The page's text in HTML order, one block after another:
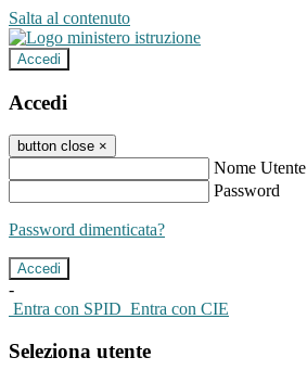
Salta al contenuto
Accedi
Accedi
button close ×
Nome Utente
Password
Password dimenticata?
-
Entra con SPID Entra con CIE
Seleziona utente